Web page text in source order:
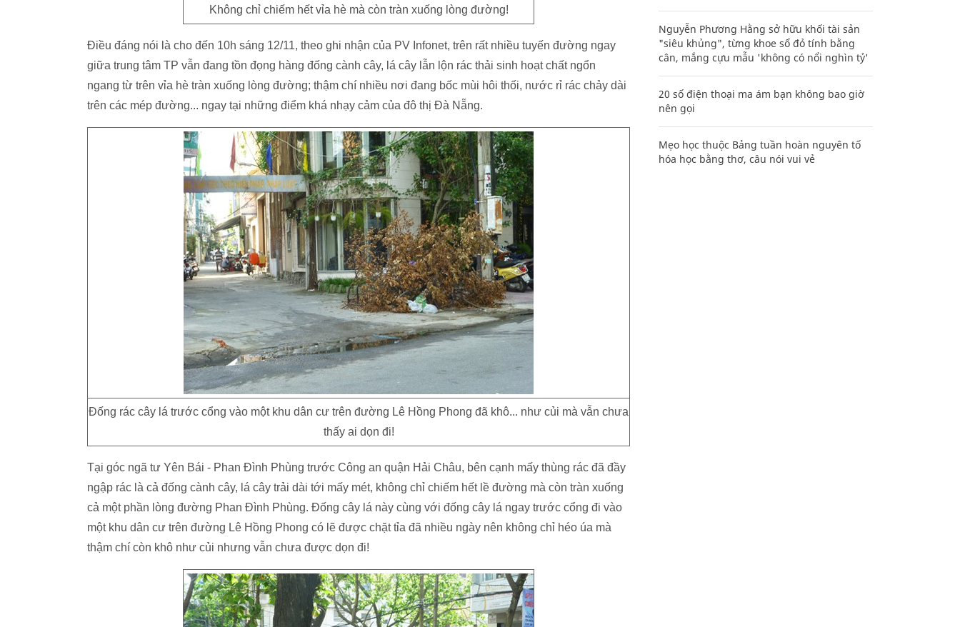
Không chỉ chiếm hết vỉa hè mà còn tràn xuống lòng đường!
Điều đáng nói là cho đến 10h sáng 12/11, theo ghi nhận của PV Infonet, trên rất nhiều tuyến đường ngay
giữa trung tâm TP vẫn đang tồn đọng hàng đống cành cây, lá cây lẫn lộn rác thải sinh hoạt chất ngổn
ngang từ trên vỉa hè tràn xuống lòng đường; thậm chí nhiều nơi đang bốc mùi hôi thối, nước rỉ rác chảy dài
trên các mép đường... ngay tại những điểm khá nhạy cảm của đô thị Đà Nẵng.
Đống rác cây lá trước cổng vào một khu dân cư trên đường Lê Hồng Phong đã khô... như củi mà vẫn chưa
thấy ai dọn đi!
Tại góc ngã tư Yên Bái - Phan Đình Phùng trước Công an quận Hải Châu, bên cạnh mấy thùng rác đã đầy
ngập rác là cả đống cành cây, lá cây trải dài tới mấy mét, không chỉ chiếm hết lề đường mà còn tràn xuống
cả một phần lòng đường Phan Đình Phùng. Đống cây lá này cùng với đống cây lá ngay trước cổng đi vào
một khu dân cư trên đường Lê Hồng Phong có lẽ được chặt tỉa đã nhiều ngày nên không chỉ héo úa mà
thậm chí còn khô như củi nhưng vẫn chưa được dọn đi!
Nguyễn Phương Hằng sở hữu khối tài sản
"siêu khủng", từng khoe sổ đỏ tính bằng
cân, mắng cựu mẫu 'không có nổi nghìn tỷ'
20 số điện thoại ma ám bạn không bao giờ
nên gọi
Mẹo học thuộc Bảng tuần hoàn nguyên tố
hóa học bằng thơ, câu nói vui vẻ